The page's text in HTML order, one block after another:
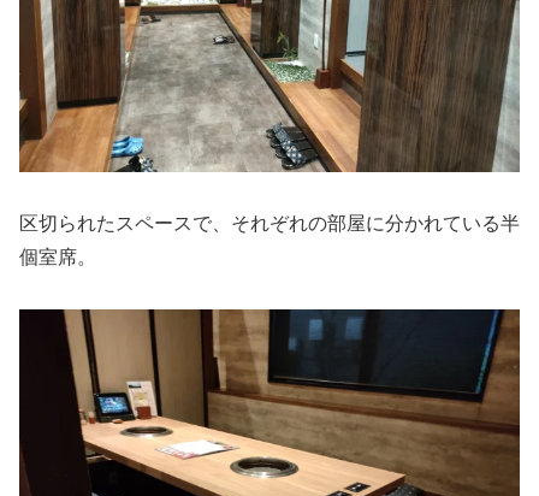
区切られたスペースで、それぞれの部屋に分かれている半
個室席。